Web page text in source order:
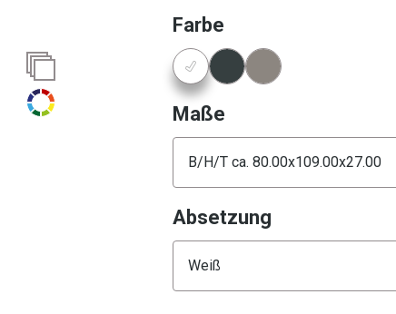
Farbe
Konfigurator Farbe
Maße
Konfigurator Maße
Absetzung
Konfigurator Absetzung